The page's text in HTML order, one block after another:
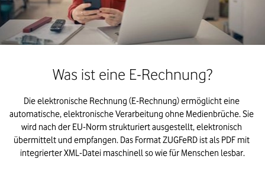
Was ist eine E-Rechnung?
Die elektronische Rechnung (E-Rechnung) ermöglicht eine
automatische, elektronische Verarbeitung ohne Medienbrüche. Sie
wird nach der EU-Norm strukturiert ausgestellt, elektronisch
übermittelt und empfangen. Das Format ZUGFeRD ist als PDF mit
integrierter XML-Datei maschinell so wie für Menschen lesbar.